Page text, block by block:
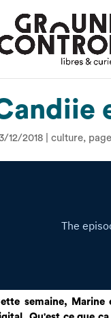
12/2018 |culture,
semaine, Marine